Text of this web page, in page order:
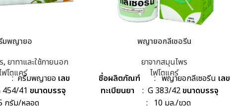
มพญายอ
,ยาทาและใช้ภายนอก
ฟโตแคร์
ฑ์: ครีมพญายอ เลข
454/41ขนาดบรรจุ
กรัม/หลอด
พญายอกลีเซอรีน
ยาจากสมุนไพร
ไฟโตแคร์
ชื่อผลิตภัณฑ์ : พญายอกลีเซอรีน เลข
ทะเบียนยา : G 383/42ขนาดบรรจุ
: 10 มล./ขวด